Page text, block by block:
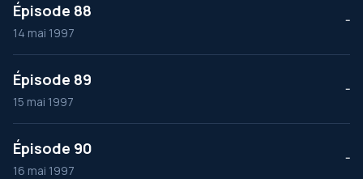
Épisode 88
14 mai 1997
--
Épisode 89
15 mai 1997
--
Épisode 90
16 mai 1997
--